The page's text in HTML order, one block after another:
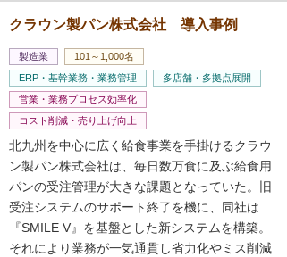
クラウン製パン株式会社 導入事例
製造業
101～1,000名
ERP・基幹業務・業務管理
多店舗・多拠点展開
営業・業務プロセス効率化
コスト削減・売り上げ向上
北九州を中心に広く給食事業を手掛けるクラウ
ン製パン株式会社は、毎日数万食に及ぶ給食用
パンの受注管理が大きな課題となっていた。旧
受注システムのサポート終了を機に、同社は
『SMILE V』を基盤とした新システムを構築。
それにより業務が一気通貫し省力化やミス削減